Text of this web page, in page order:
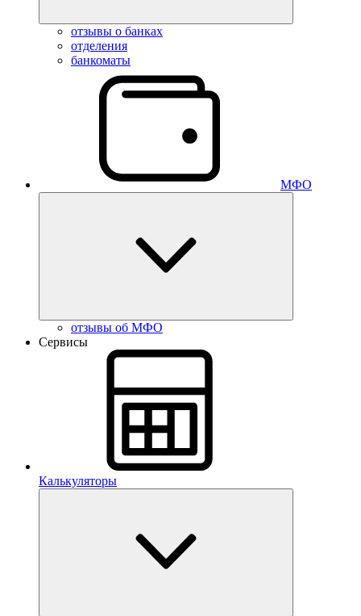
отзывы о банках
отделения
банкоматы
МФО
отзывы об МФО
Сервисы
Калькуляторы